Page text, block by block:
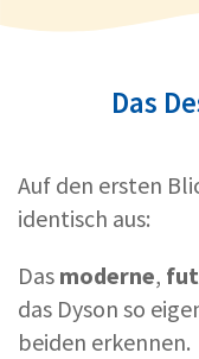
Das
Auf den ersten
identisch aus:
Das moderne,
das Dyson so
beiden erkennen.